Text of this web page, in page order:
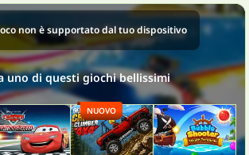
non è supportato dal tuo dispositivo
uno di questi giochi bellissimi
NUOVO